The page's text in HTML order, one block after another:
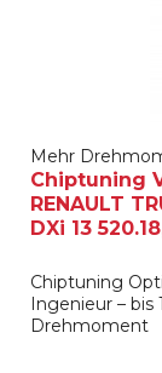
Mehr
Chiptuning
RENAULT
DXi 13
Chiptuning
Ingenieur – bis
Drehmoment